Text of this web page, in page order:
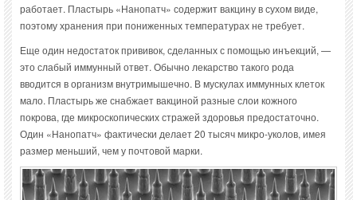
работает. Пластырь «Нанопатч» содержит вакцину в сухом виде,
поэтому хранения при пониженных температурах не требует.
Еще один недостаток прививок, сделанных с помощью инъекций, —
это слабый иммунный ответ. Обычно лекарство такого рода
вводится в организм внутримышечно. В мускулах иммунных клеток
мало. Пластырь же снабжает вакциной разные слои кожного
покрова, где микроскопических стражей здоровья предостаточно.
Один «Нанопатч» фактически делает 20 тысяч микро-уколов, имея
размер меньший, чем у почтовой марки.